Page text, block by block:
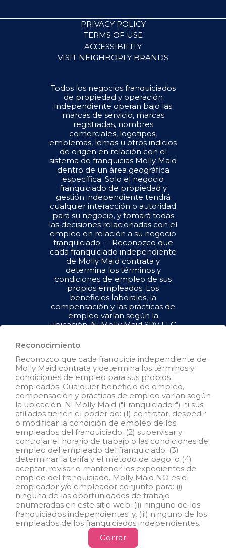
PRIVACY POLICY
TERMS OF USE
ACCESSIBILITY
VISIT NEIGHBORLY BRANDS
Todos los negocios franquiciados
de propiedad y operación
independiente operan bajo las
marcas de servicio, marcas
registradas, nombres
comerciales, logotipos,
emblemas, lemas u otros indicios
de origen en relación con el
sistema de franquicias Molly Maid
dentro de un área geográfica
específica. Solo el negocio
franquiciado de propiedad y
gestión independiente tendrá
cualquier interacción o autoridad
para su negocio, y tomará todas
las decisiones relacionadas con el
empleo en relación a su negocio
franquiciado. -- Reconozco que
cada franquiciado independiente
de Molly Maid contrata y
determina los términos y
condiciones de empleo de sus
propios empleados. Los
beneficios laborales, la
compensación y las prácticas de
empleo varían según la
ubicación. Ni Molly Maid SPV LLC
tienen el poder de : (1) contratar,
de empleo de los empleados del
franquiciado; (2) supervisar y
controlar el horario de trabajo de
los empleados del franquiciado o
las condiciones de empleo; (3)
determinar la tasa y el método de
pago; o (4) aceptar, revisar o
mantener los registros de
empleo del franquiciado. Molly
Maid SPV LLC NO es el
empleador y/o empleador
conjunto para: (i) ninguna de las
oportunidades de empleo que
aparecen en este sitio web; (ii)
ninguno de los franquiciados
independientes; y, (iii) ninguno de
los empleados de los
franquiciados independientes.
Reconocimiento
Reconozco que cada franquicia independiente de
Molly Maid contrata y determina los términos y
condiciones de empleo para sus propios
empleados. Cualquier beneficio de empleo,
compensación y prácticas de empleo varían según
la ubicación. Ni Molly Maid ("Franquiciador") ni sus
afiliados tienen el poder de: (1) contratar, despedir
o modificar la condición de empleo de los
empleados del franquiciado; (2) supervisar y
controlar el horario de trabajo o las condiciones de
empleo del empleado del franquiciado; (3)
determinar la tarifa y el método de pago; o (4)
aceptar, revisar o mantener los expedientes de
empleo del franquiciado. Molly Maid NO es el
empleador y/o empleador conjunto para: (i)
ninguna de las oportunidades de trabajo
enumeradas en este sitio web; (ii) ninguno de los
franquiciados independientes; y, (iii) ninguno de los
empleados de los franquiciados independientes.
Cerrar